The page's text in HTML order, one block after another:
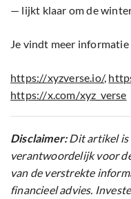
— lijkt klaar om de
Je vindt meer
https://xyzverse.io/,
https://x.com/xyz_verse
Disclaimer:Dit artikel is
verantwoordelijk voor
van de verstrekte
financieel advies.